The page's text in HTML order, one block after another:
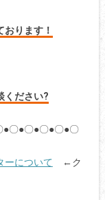
ります！
ください?
●〇●〇●〇●〇●〇
ーについて ←ク